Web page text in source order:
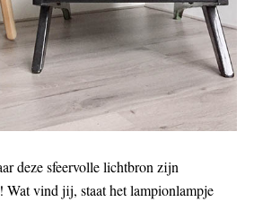
deze sfeervolle lichtbron zijn
vind jij, staat het lampionlampje